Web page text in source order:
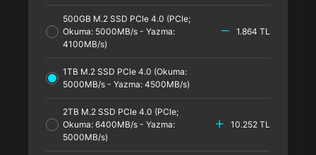
500GB M.2 SSD PCle 4.0 (PCle;
Okuma: 5000MB/s - Yazma:
4100MB/s)
1.864 TL
1TB M.2 SSD PCle 4.0 (Okuma:
5000MB/s - Yazma: 4500MB/s)
2TB M.2 SSD PCle 4.0 (PCle;
Okuma: 6400MB/s - Yazma:
5000MB/s)
10.252 TL